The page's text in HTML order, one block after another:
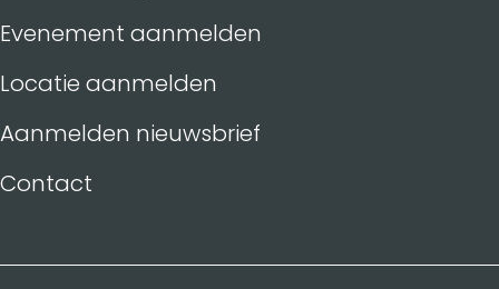
Evenement aanmelden
Locatie aanmelden
Aanmelden nieuwsbrief
Contact